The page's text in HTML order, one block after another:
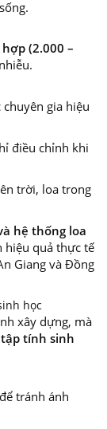
(2.000 –
chuyên gia hiệu
điều chỉnh khi
trời, loa trong
hệ thống loa
hiệu quả thực tế
Giang và Đồng
học
xây dựng, mà
tính sinh
để tránh ánh